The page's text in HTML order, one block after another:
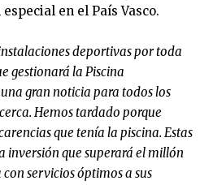
en el País Vasco.
deportivas por toda
gestionará la Piscina
gran noticia para todos los
Hemos tardado porque
que tenía la piscina. Estas
inversión que superará el millón
servicios óptimos a sus